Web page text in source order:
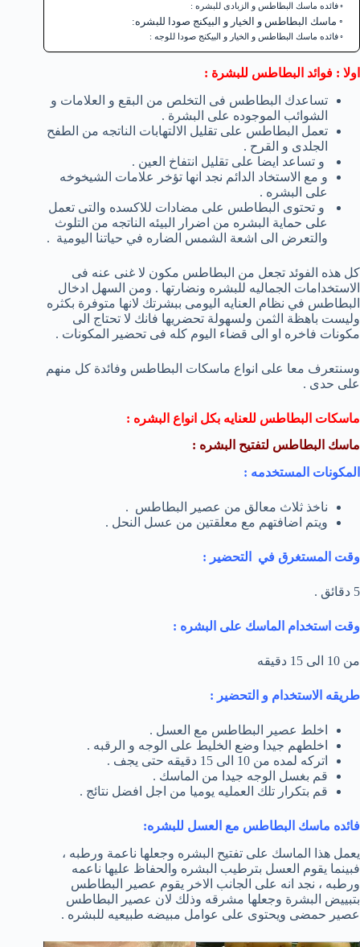
فائده ماسك البطاطس و الزبادى للبشره :
ماسك البطاطس و الخيار و البيكنج صودا للبشره:
فائده ماسك البطاطس و الخيار و البيكنج صودا للوجه :
اولا : فوائد البطاطس للبشرة :
تساعدك البطاطس فى التخلص من البقع و العلامات و
الشوائب الموجوده على البشرة .
تعمل البطاطس على تقليل الالتهابات الناتجه من الطفح
الجلدى و القرح .
و تساعد ايضا على تقليل انتفاخ العين .
و مع الاستخاد الدائم نجد انها تؤخر علامات الشيخوخه
على البشره .
و تحتوى البطاطس على مضادات للاكسده والتى تعمل
على حماية البشره من اضرار البيئه الناتجه من التلوث
والتعرض الى اشعة الشمس الضاره في حياتنا اليومية .
كل هذه الفوئد تجعل من البطاطس مكون لا غنى عنه فى
الاستخدامات الجماليه للبشره ونضارتها . ومن السهل ادخال
البطاطس في نظام العنايه اليومى ببشرتك لانها متوفرة بكثره
وليست باهظة الثمن ولسهولة تحضريها فانك لا تحتاج الى
مكونات فاخره او الى قضاء اليوم كله فى تحضير المكونات .
وسنتعرف معا على انواع ماسكات البطاطس وفائدة كل منهم
على حدى .
ماسكات البطاطس للعنايه بكل انواع البشره :
ماسك البطاطس لتفتيح البشره :
المكونات المستخدمه :
ناخذ ثلاث معالق من عصير البطاطس .
ويتم اضافتهم مع معلقتين من عسل النحل .
وقت المستغرق في التحضير :
5 دقائق .
وقت استخدام الماسك على البشره :
من 10 الى 15 دقيقه
طريقه الاستخدام و التحضير :
اخلط عصير البطاطس مع العسل .
اخلطهم جيدا وضع الخليط على الوجه و الرقبه .
اتركه لمده من 10 الى 15 دقيقه حتى يجف .
قم بغسل الوجه جيدا من الماسك .
قم بتكرار تلك العمليه يوميا من اجل افضل نتائج .
فائده ماسك البطاطس مع العسل للبشره:
يعمل هذا الماسك على تفتيح البشره وجعلها ناعمة ورطبه ،
فبينما يقوم العسل بترطيب البشره والحفاظ عليها ناعمه
ورطبه ، نجد انه على الجانب الاخر يقوم عصير البطاطس
بتبييض البشرة وجعلها مشرقه وذلك لان عصير البطاطس
عصير حمضى ويحتوى على عوامل مبيضه طبيعيه للبشره .